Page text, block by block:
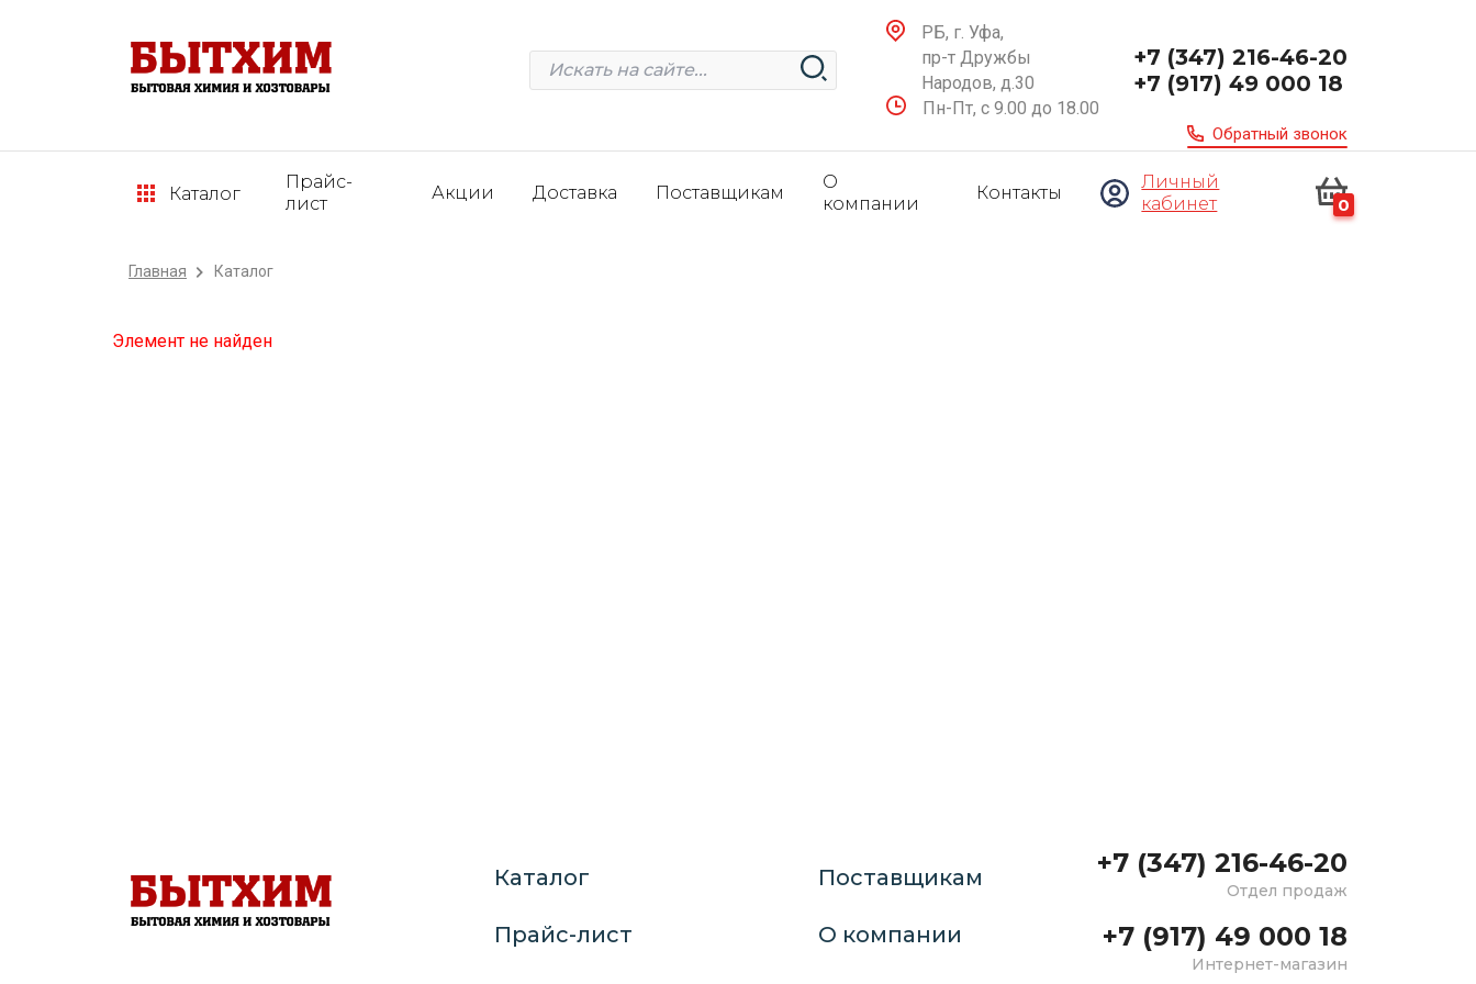
РБ, г. Уфа,
пр-т Дружбы
Народов, д.30
Пн-Пт, с 9.00 до 18.00
+7 (347) 216-46-20
+7 (917) 49 000 18
Обратный звонок
Каталог
Прайс-
лист
Акции Доставка Поставщикам
О
компании
Контакты
Личный
кабинет
0
Главная Каталог
Элемент не найден
Каталог
Прайс-лист
Поставщикам
О компании
+7 (347) 216-46-20
Отдел продаж
+7 (917) 49 000 18
Интернет-магазин